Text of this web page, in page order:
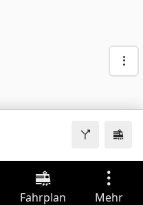
Fahrplan Mehr